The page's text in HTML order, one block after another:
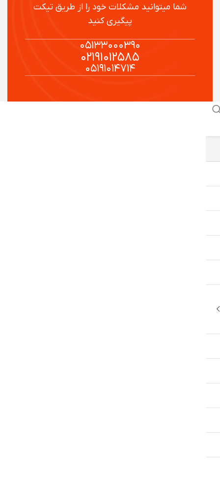
شما میتوانید مشکلات خود را از طریق تیکت
پیگیری کنید
۰۵۱۳۳۰۰۰۳۹۰
۰۲۱۹۱۰۱۲۵۸۵
۰۵۱۹۱۰۱۴۷۱۴